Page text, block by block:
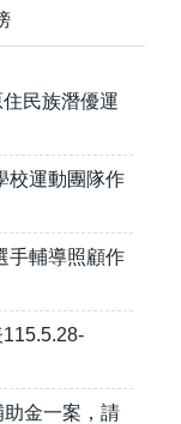
民族潛優運
校運動團隊作
手輔導照顧作
助金一案，請